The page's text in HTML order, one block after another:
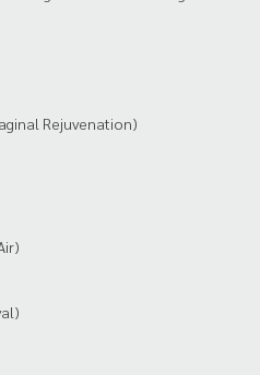
Rejuvenation)